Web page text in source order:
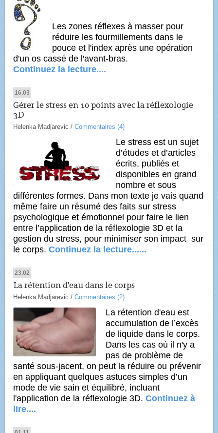
Les zones réflexes à masser pour
réduire les fourmillements dans le
pouce et l'index après une opération
d'un os cassé de l'avant-bras.
Continuez la lecture....
16.03
Gérer le stress en 10 points avec la réflexologie
3D
Helenka Madjarevic /Commentaires (4)
Le stress est un sujet
d’études et d’articles
écrits, publiés et
disponibles en grand
nombre et sous
différentes formes. Dans mon texte je vais quand
même faire un résumé des faits sur stress
psychologique et émotionnel pour faire le lien
entre l’application de la réflexologie 3D et la
gestion du stress, pour minimiser son impactsur
le corps.Continuez la lecture......
23.02
La rétention d'eau dans le corps
Helenka Madjarevic /Commentaires (2)
La rétention d'eau est
accumulation de l’excès
de liquide dans le corps.
Dans les cas où il n'y a
pas de problème de
santé sous-jacent, on peut la réduire ou prévenir
en appliquant quelques astuces simples d’un
mode de vie sain et équilibré, incluant
l'application de la réflexologie 3D.Continuez à
lire....